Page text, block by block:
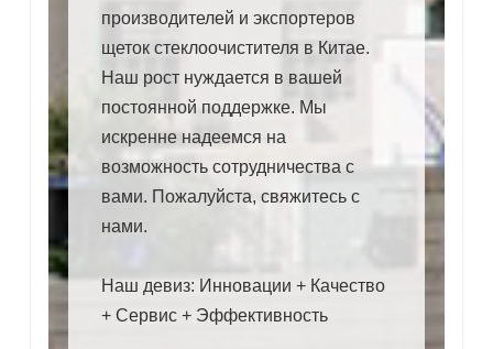
производителей и экспортеров
щеток стеклоочистителя в Китае.
Наш рост нуждается в вашей
постоянной поддержке. Мы
искренне надеемся на
возможность сотрудничества с
вами. Пожалуйста, свяжитесь с
нами.
Наш девиз: Инновации + Качество
+ Сервис + Эффективность